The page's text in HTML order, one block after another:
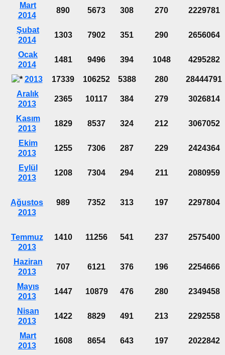
Mart
2014
890 5673 308 270 2229781
Şubat
2014
1303 7902 351 290 2656064
Ocak
2014
1481 9496 394 1048 4295282
2013 17339 106252 5388 280
28444791
Aralık
2013
2365 10117 384 279 3026814
Kasım
2013
1829 8537 324 212 3067052
Ekim
2013
1255 7306 287 229 2424364
Eylül
2013
1208 7304 294 211 2080959
Ağustos
2013
989 7352 313 197 2297804
Temmuz
2013
1410 11256 541 237 2575400
Haziran
2013
707 6121 376 196 2254666
Mayıs
2013
1447 10879 476 280 2349458
Nisan
2013
1422 8829 491 213 2292558
Mart
2013
1608 8654 643 197 2022842